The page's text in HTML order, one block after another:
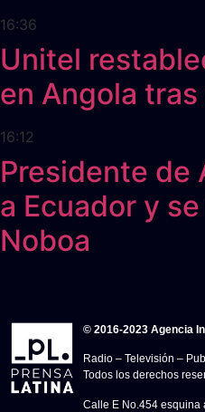
16:36
Unitel
en Angola
16:12
Presidente de
a Ecuador y
Noboa
© 2016-2023 Agencia
Radio – Televisión –
Todos los derechos
Calle E No.454 esquina